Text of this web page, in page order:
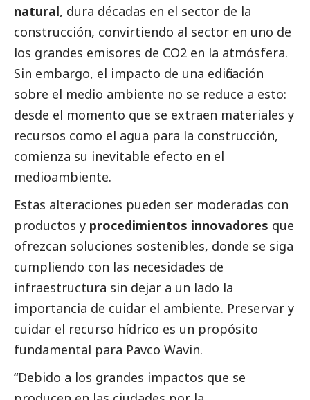
natural, dura décadas en el sector de la
construcción, convirtiendo al sector en uno de
los grandes emisores de CO2 en la atmósfera.
Sin embargo, el impacto de una edificación
sobre el medio ambiente no se reduce a esto:
desde el momento que se extraen materiales y
recursos como el agua para la construcción,
comienza su inevitable efecto en el
medioambiente.
Estas alteraciones pueden ser moderadas con
productos y procedimientos innovadores que
ofrezcan soluciones sostenibles, donde se siga
cumpliendo con las necesidades de
infraestructura sin dejar a un lado la
importancia de cuidar el ambiente. Preservar y
cuidar el recurso hídrico es un propósito
fundamental para Pavco Wavin.
“Debido a los grandes impactos que se